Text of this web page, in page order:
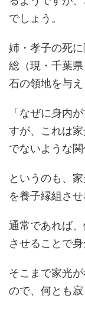
でしょう。
姉・孝子の死
総（現・千葉
石の領地を与え
「なぜに身内
すが、これは
でないような
というのも、
を養子縁組させ
通常であれば
させることで
そこまで家光
ので、何とも寂